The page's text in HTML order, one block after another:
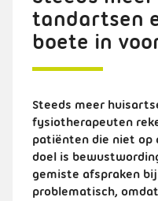
tandartsen
boete in
Steeds meer
fysiotherapeuten
patiënten die niet op
doel is
gemiste afspraken bij
problematisch,